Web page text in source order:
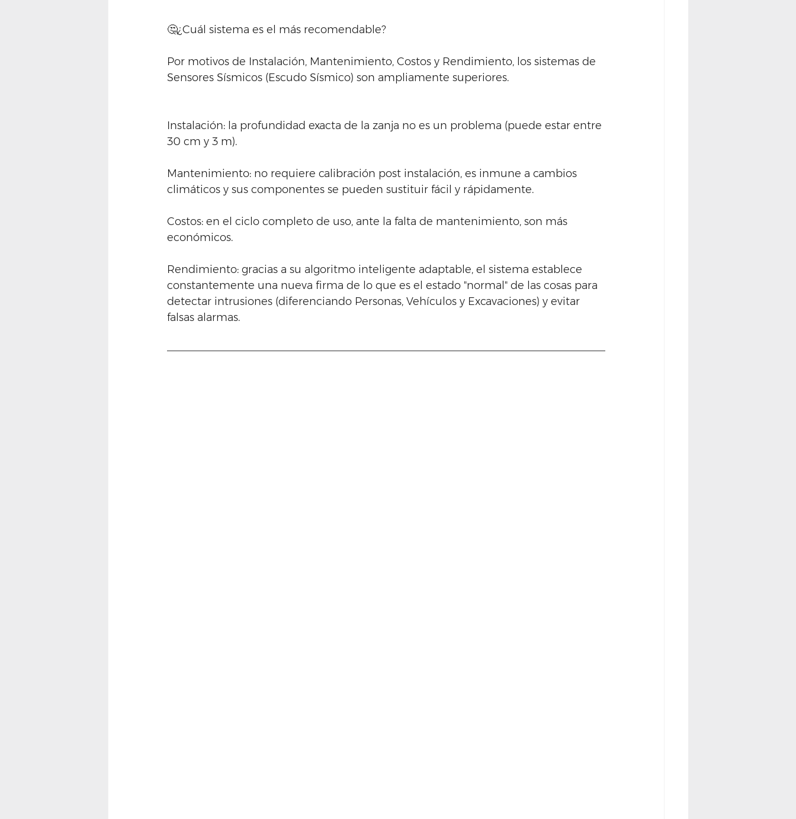
🤔¿Cuál sistema es el más recomendable?
Por motivos de Instalación, Mantenimiento, Costos y Rendimiento, los sistemas de
Sensores Sísmicos (Escudo Sísmico) son ampliamente superiores.
Instalación: la profundidad exacta de la zanja no es un problema (puede estar entre
30 cm y 3 m).
Mantenimiento: no requiere calibración post instalación, es inmune a cambios
climáticos y sus componentes se pueden sustituir fácil y rápidamente.
Costos: en el ciclo completo de uso, ante la falta de mantenimiento, son más
económicos.
Rendimiento: gracias a su algoritmo inteligente adaptable, el sistema establece
constantemente una nueva firma de lo que es el estado "normal" de las cosas para
detectar intrusiones (diferenciando Personas, Vehículos y Excavaciones) y evitar
falsas alarmas.